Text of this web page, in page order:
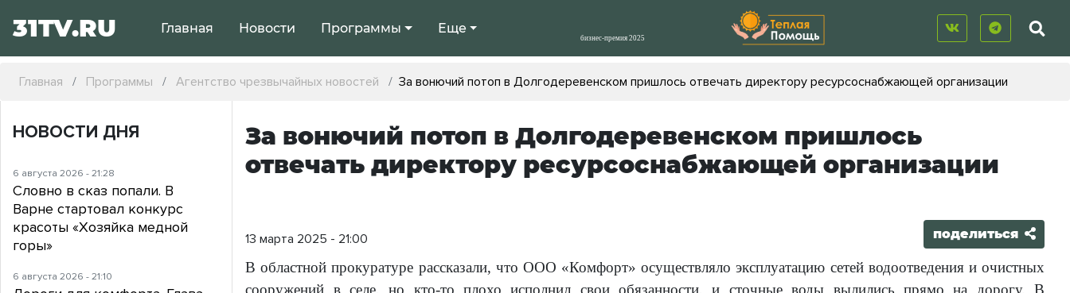
31TV.RU Главная Новости Программы Еще
Главная Программы Агентство чрезвычайных новостей За вонючий потоп в Долгодеревенском пришлось отвечать директору ресурсоснабжающей организации
За вонючий потоп в Долгодеревенском пришлось
отвечать директору ресурсоснабжающей организации
13 марта 2025 - 21:00 поделиться
В областной прокуратуре рассказали, что ООО «Комфорт» осуществляло эксплуатацию сетей водоотведения и очистных
НОВОСТИ ДНЯ
6 августа 2026 - 21:28
Словно в сказ попали. В
Варне стартовал конкурс
красоты «Хозяйка медной
горы»
6 августа 2026 - 21:10